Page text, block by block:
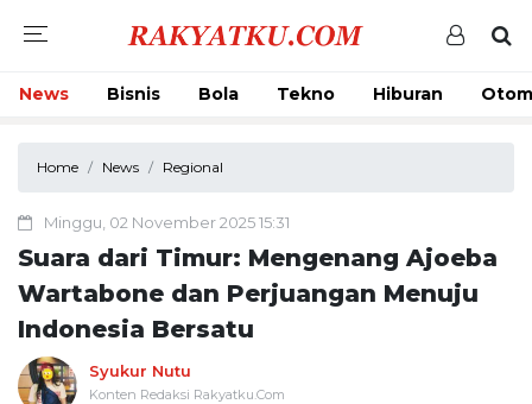
News Bisnis Bola Tekno Hiburan
Home News Regional
Minggu, 02 November 2025 15:31
Suara dari Timur: Mengenang Ajoeba
Wartabone dan Perjuangan Menuju
Indonesia Bersatu
Syukur Nutu
Konten Redaksi Rakyatku.Com